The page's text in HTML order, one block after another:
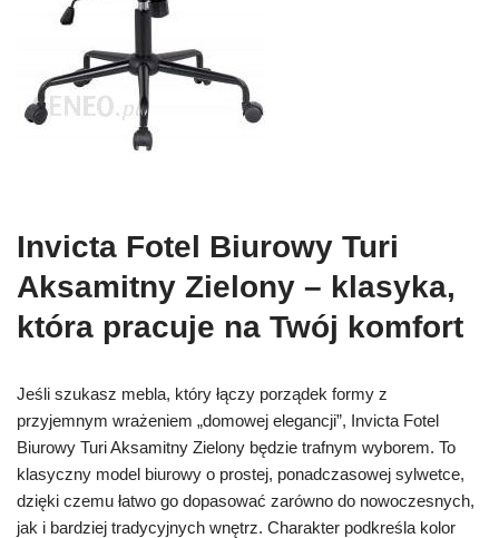
Invicta Fotel Biurowy Turi
Aksamitny Zielony – klasyka,
która pracuje na Twój komfort
Jeśli szukasz mebla, który łączy porządek formy z
przyjemnym wrażeniem „domowej elegancji”, Invicta Fotel
Biurowy Turi Aksamitny Zielony będzie trafnym wyborem. To
klasyczny model biurowy o prostej, ponadczasowej sylwetce,
dzięki czemu łatwo go dopasować zarówno do nowoczesnych,
jak i bardziej tradycyjnych wnętrz. Charakter podkreśla kolor